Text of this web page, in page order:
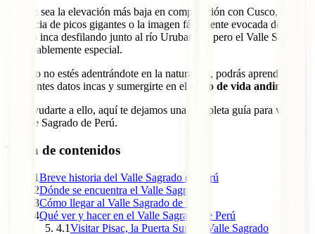
Tal vez sea la elevación más baja en comparación con Cusco, la
presencia de picos gigantes o la imagen fácilmente evocada de un
séquito inca desfilando junto al río Urubamba, pero el Valle Sagrado
es palpablemente especial.
Cuando no estés adentrándote en la naturaleza, podrás aprender
fascinantes datos incas y sumergirte en el
estilo de vida andino
Para ayudarte a ello, aquí te dejamos una completa guía para visitar
el Valle Sagrado de Perú.
Tabla de contenidos
1Breve historia del Valle Sagrado de Perú
2Dónde se encuentra el Valle Sagrado
3Cómo llegar al Valle Sagrado de Perú
4Qué ver y hacer en el Valle Sagrado de Perú
4.1Visitar Pisac, la Puerta Sur del Valle Sagrado